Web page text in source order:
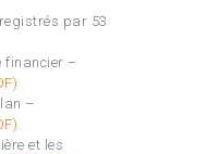
par 53
financier –
–
et les